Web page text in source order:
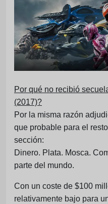
Por qué no recibió
(2017)?
Por la misma razón
que probable para el
sección:
Dinero. Plata. Mosca.
parte del mundo.
Con un coste de $100
relativamente bajo para